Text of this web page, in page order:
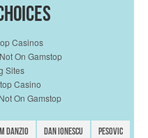
Casinos
On Gamstop
Sites
Casino
On Gamstop
Danzio Dan Ionescu Pesovic